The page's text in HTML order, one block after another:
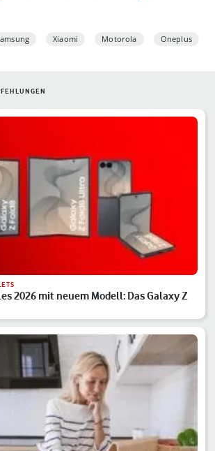
Xiaomi Motorola Oneplus
2026 mit neuem Modell: Das Galaxy Z